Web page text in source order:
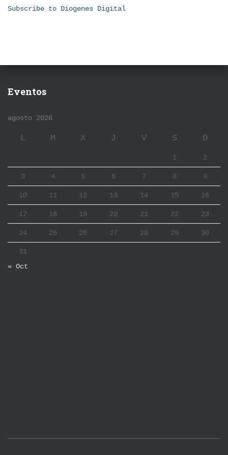
Subscribe to Diogenes Digital
Eventos
agosto 2026
L M X J V S D
1 2
3 4 5 6 7 8 9
10 11 12 13 14 15 16
17 18 19 20 21 22 23
24 25 26 27 28 29 30
31
« Oct